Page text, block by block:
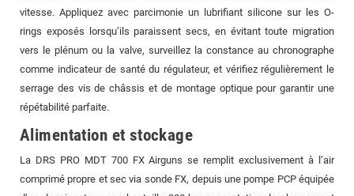
vitesse. Appliquez avec parcimonie un lubrifiant silicone sur les O-
rings exposés lorsqu’ils paraissent secs, en évitant toute migration
vers le plénum ou la valve, surveillez la constance au chronographe
comme indicateur de santé du régulateur, et vérifiez régulièrement le
serrage des vis de châssis et de montage optique pour garantir une
répétabilité parfaite.
Alimentation et stockage
La DRS PRO MDT 700 FX Airguns se remplit exclusivement à l’air
comprimé propre et sec via sonde FX, depuis une pompe PCP équipée